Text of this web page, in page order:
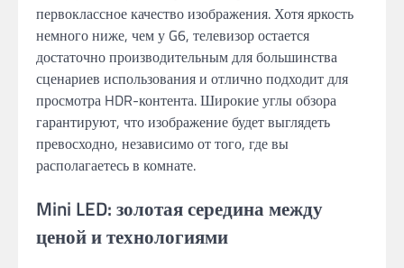
первоклассное качество изображения. Хотя яркость
немного ниже, чем у G6, телевизор остается
достаточно производительным для большинства
сценариев использования и отлично подходит для
просмотра HDR-контента. Широкие углы обзора
гарантируют, что изображение будет выглядеть
превосходно, независимо от того, где вы
располагаетесь в комнате.
Mini LED: золотая середина между
ценой и технологиями